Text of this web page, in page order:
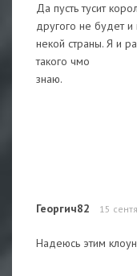
Да пусть тусит
другого не будет
некой страны. Я и
такого чмо
знаю.
Георгич82 15
Надеюсь этим